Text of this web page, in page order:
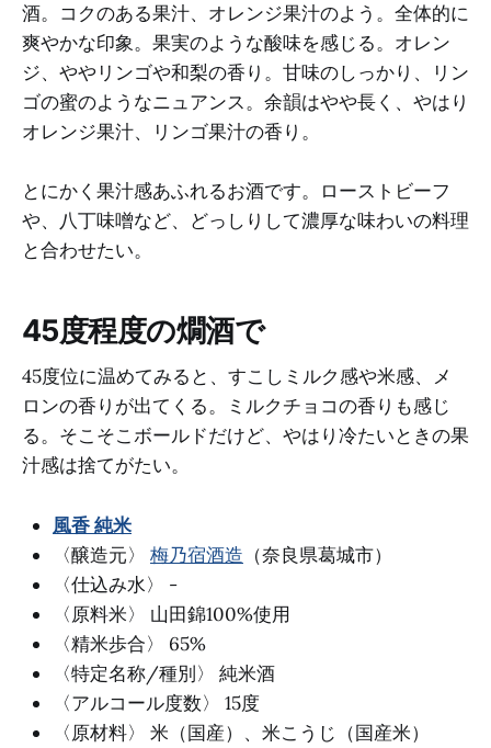
酒。コクのある果汁、オレンジ果汁のよう。全体的に
爽やかな印象。果実のような酸味を感じる。オレン
ジ、ややリンゴや和梨の香り。甘味のしっかり、リン
ゴの蜜のようなニュアンス。余韻はやや長く、やはり
オレンジ果汁、リンゴ果汁の香り。
とにかく果汁感あふれるお酒です。ローストビーフ
や、八丁味噌など、どっしりして濃厚な味わいの料理
と合わせたい。
45度程度の燗酒で
45度位に温めてみると、すこしミルク感や米感、メ
ロンの香りが出てくる。ミルクチョコの香りも感じ
る。そこそこボールドだけど、やはり冷たいときの果
汁感は捨てがたい。
風香 純米
〈醸造元〉 梅乃宿酒造 （奈良県葛城市）
〈仕込み水〉 -
〈原料米〉 山田錦100%使用
〈精米歩合〉 65%
〈特定名称/種別〉 純米酒
〈アルコール度数〉 15度
〈原材料〉 米（国産）、米こうじ（国産米）